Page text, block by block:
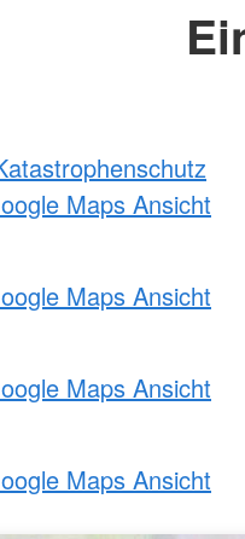
Maps Ansicht
Maps Ansicht
Maps Ansicht
Maps Ansicht